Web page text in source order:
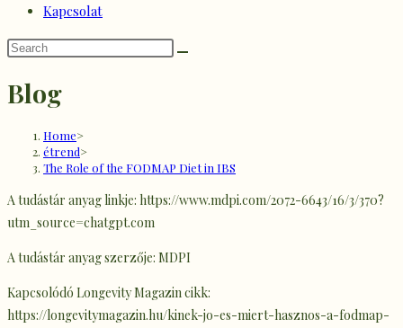
Kapcsolat
Blog
Home>
étrend>
The Role of the FODMAP Diet in IBS
A tudástár anyag linkje: https://www.mdpi.com/2072-6643/16/3/370?
utm_source=chatgpt.com
A tudástár anyag szerzője: MDPI
Kapcsolódó Longevity Magazin cikk:
https://longevitymagazin.hu/kinek-jo-es-miert-hasznos-a-fodmap-